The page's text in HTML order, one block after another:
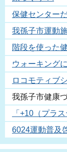
保健センター
我孫子市運動
階段を使った
ウォーキング
ロコモティブ
我孫子市健康
「+10（プラ
6024運動普及